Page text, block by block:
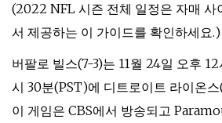
(2022 NFL 시즌 전체 일정은 자매 사
서 제공하는 이 가이드를 확인하세요.)
버팔로 빌스(7-3)는 11월 24일 오후
시 30분(PST)에 디트로이트 라이온
이 게임은 CBS에서 방송되고